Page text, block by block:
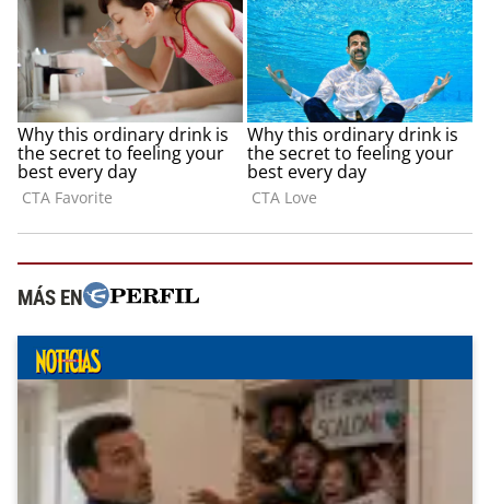
MÁS EN